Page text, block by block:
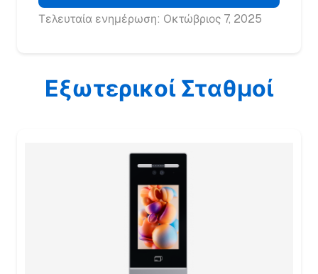
Τελευταία ενημέρωση: Οκτώβριος 7, 2025
Εξωτερικοί Σταθμοί